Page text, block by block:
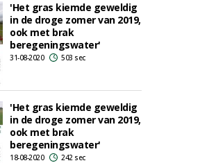
'Het gras kiemde geweldig
in de droge zomer van 2019,
ook met brak
beregeningswater'
31-08-2020 503 sec
'Het gras kiemde geweldig
in de droge zomer van 2019,
ook met brak
beregeningswater'
18-08-2020 242 sec